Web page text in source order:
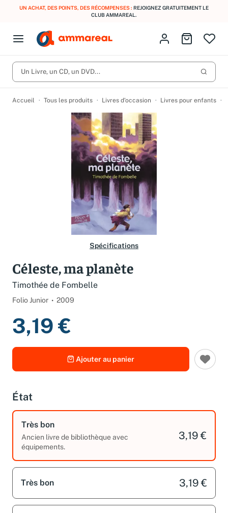
UN ACHAT, DES POINTS, DES RÉCOMPENSES : REJOIGNEZ GRATUITEMENT LE
CLUB AMMAREAL.
Open menu
Fermer le menu
CD d'occasion
Vinyles d'occasion
Nos engagements
Produits Catégories
Vous n'avez pas trouvé l'article que vous cherchiez ?
Activez les notifications dans votre compte pour être alerté dès
qu'il est en stock.
Créer une alerte
Identifiez-vous
Aller au
Un Livre, un CD, un DVD...
Accueil Tous les produits Livres d’occasion Livres pour enfants
Spécifications
Céleste, ma planète
Timothée de Fombelle
Folio Junior 2009
3,19 €
Ajouter au panier
État
Très bon
Ancien livre de bibliothèque avec
équipements.
3,19 €
Très bon 3,19 €